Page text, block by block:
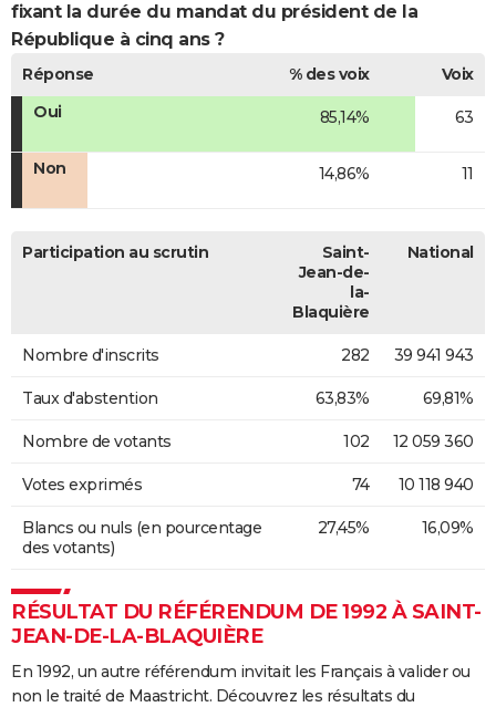
fixant la durée du mandat du président de la
République à cinq ans ?
Réponse % des voix
Voix
Oui
85,14% 63
Non 14,86% 11
Participation au scrutin
Saint-
Jean-de-
la-
Blaquière
National
Nombre d'inscrits 282 39 941 943
Taux d'abstention 63,83% 69,81%
Nombre de votants 102 12 059 360
Votes exprimés 74 10 118 940
Blancs ou nuls (en pourcentage
des votants)
27,45% 16,09%
RÉSULTAT DU RÉFÉRENDUM DE 1992 À SAINT-
JEAN-DE-LA-BLAQUIÈRE
En 1992, un autre référendum invitait les Français à valider ou
non le traité de Maastricht. Découvrez les résultats du